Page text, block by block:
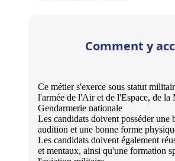
Comment y
Ce métier s'exerce sous statut
l'armée de l'Air et de l'Espace, de la
Gendarmerie nationale
Les candidats doivent posséder une
audition et une bonne forme
Les candidats doivent également
et mentaux, ainsi qu'une formation